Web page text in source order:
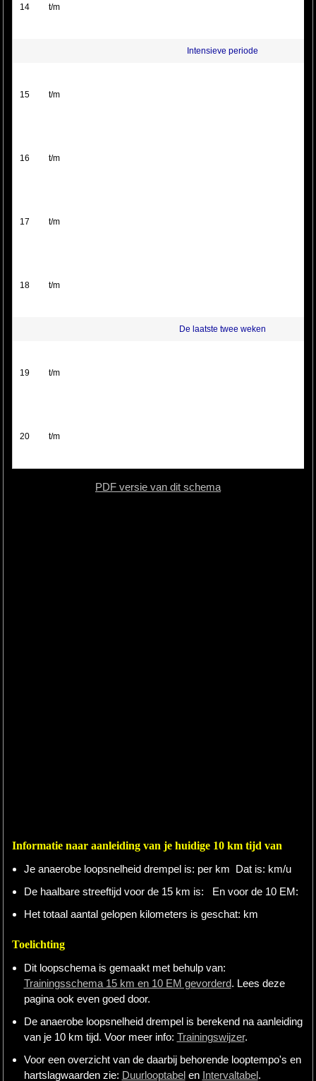
14 t/m
Intensieve periode
15 t/m
16 t/m
17 t/m
18 t/m
De laatste twee weken
19 t/m
20 t/m
PDF versie van dit schema
Informatie naar aanleiding van je huidige 10 km tijd van
Je anaerobe loopsnelheid drempel is: per km Dat is: km/u
De haalbare streeftijd voor de 15 km is:
En voor de 10 EM:
Het totaal aantal gelopen kilometers is geschat: km
Toelichting
Dit loopschema is gemaakt met behulp van:
Trainingsschema 15 km en 10 EM gevorderd. Lees deze
pagina ook even goed door.
De anaerobe loopsnelheid drempel is berekend na aanleiding
van je 10 km tijd. Voor meer info: Trainingswijzer.
Voor een overzicht van de daarbij behorende looptempo's en
hartslagwaarden zie: Duurlooptabelen Intervaltabel.